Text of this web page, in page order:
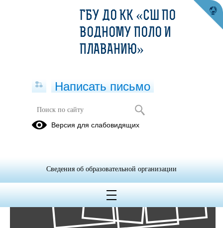
Фотоальбомы
13
Июн
ГБУ ДО КК «СШ ПО
ВОДНОМУ ПОЛО И
ПЛАВАНИЮ»
Написать письмо
Версия для слабовидящих
Сведения об образовательной организации